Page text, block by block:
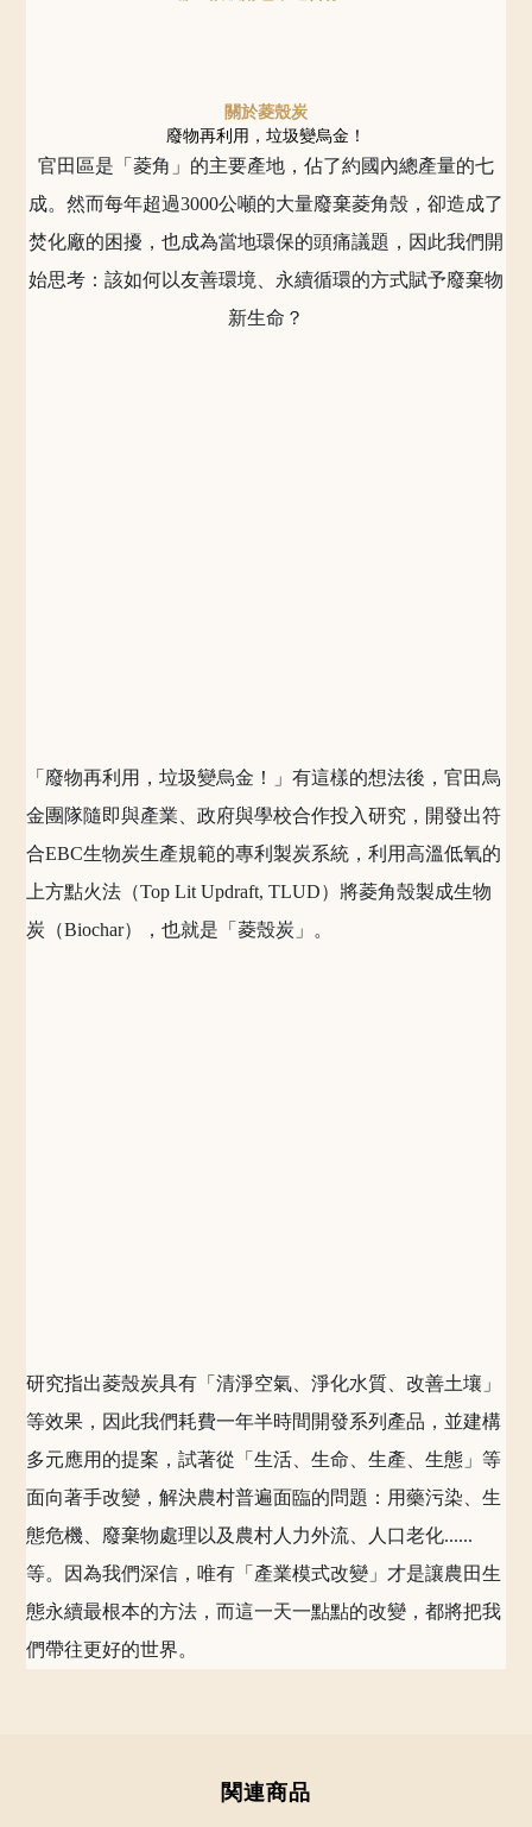
關於菱殼炭
廢物再利用，垃圾變烏金！
官田區是「菱角」的主要產地，佔了約國內總產量的七
成。然而每年超過3000公噸的大量廢棄菱角殼，卻造成了
焚化廠的困擾，也成為當地環保的頭痛議題，因此我們開
始思考：該如何以友善環境、永續循環的方式賦予廢棄物
新生命？
「廢物再利用，垃圾變烏金！」有這樣的想法後，官田烏
金團隊隨即與產業、政府與學校合作投入研究，開發出符
合EBC生物炭生產規範的專利製炭系統，利用高溫低氧的
上方點火法（Top Lit Updraft, TLUD）將菱角殼製成生物
炭（Biochar），也就是「菱殼炭」。
研究指出菱殼炭具有「清淨空氣、淨化水質、改善土壤」
等效果，因此我們耗費一年半時間開發系列產品，並建構
多元應用的提案，試著從「生活、生命、生產、生態」等
面向著手改變，解決農村普遍面臨的問題：用藥污染、生
態危機、廢棄物處理以及農村人力外流、人口老化......
等。因為我們深信，唯有「產業模式改變」才是讓農田生
態永續最根本的方法，而這一天一點點的改變，都將把我
們帶往更好的世界。
関連商品